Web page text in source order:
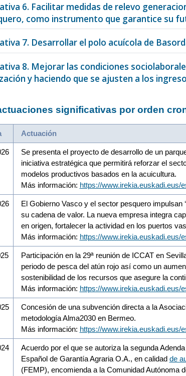
6. Facilitar medidas de relevo
como instrumento que garantice su
7. Desarrollar el polo acuícola de
8. Mejorar las condiciones
y haciendo que se ajusten a los
significativas por orden
Actuación
Se presenta el proyecto de desarrollo de un
iniciativa estratégica que permitirá reforzar el
modelos productivos basados en la acuicultura.
Más información: https://www.irekia.euskadi.eus/
El Gobierno Vasco y el sector pesquero impulsan
su cadena de valor. La nueva empresa integra
en origen, fortalecer la actividad en los puertos
Más información: https://www.irekia.euskadi.eus/
Participación en la 29ª reunión de ICCAT en
periodo de pesca del atún rojo así como un
sostenibilidad de los recursos que asegure la
Más información: https://www.irekia.euskadi.eus/
Concesión de una subvención directa a la
metodología Alma2030 en Bermeo.
Más información: https://www.irekia.euskadi.eus/
Acuerdo por el que se autoriza la segunda
Español de Garantía Agraria O.A., en calidad de
(FEMP), encomienda a la Comunidad Autónoma